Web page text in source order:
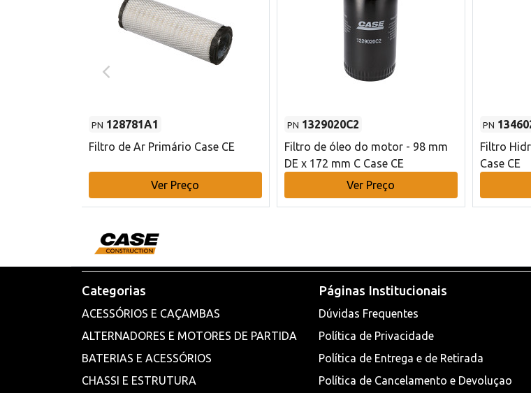
PN 128781A1
Filtro de Ar Primário Case CE
Ver Preço
PN 1329020C2
Filtro de óleo do motor - 98 mm
DE x 172 mm C Case CE
Ver Preço
PN
Filtro
Case CE
Categorias
ACESSÓRIOS E CAÇAMBAS
ALTERNADORES E MOTORES DE PARTIDA
BATERIAS E ACESSÓRIOS
CHASSI E ESTRUTURA
Páginas Institucionais
Dúvidas Frequentes
Política de Privacidade
Política de Entrega e de Retirada
Política de Cancelamento e Devoluçao